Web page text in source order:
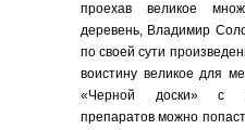
проехав великое
деревень, Владимир
по своей сути
воистину великое для
«Черной доски» с
препаратов можно